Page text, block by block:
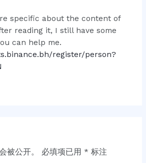
specific about the content of
reading it, I still have some
can help me.
register/person?
被公开。 必填项已用 * 标注